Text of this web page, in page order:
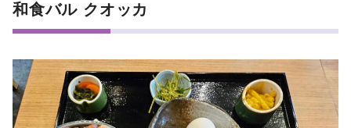
和食バル クオッカ